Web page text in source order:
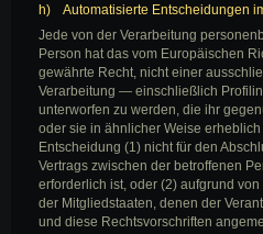
h) Automatisierte Entscheidungen
Jede von der Verarbeitung
Person hat das vom Europäischen
gewährte Recht, nicht einer
Verarbeitung — einschließlich
unterworfen zu werden, die ihr
oder sie in ähnlicher Weise
Entscheidung (1) nicht für den
Vertrags zwischen der betroffenen
erforderlich ist, oder (2) aufgrund
der Mitgliedstaaten, denen der
und diese Rechtsvorschriften